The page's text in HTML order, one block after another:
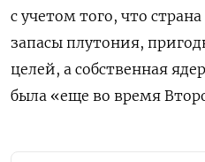
с учетом того, что
запасы плутония,
целей, а собственная
была «еще во время